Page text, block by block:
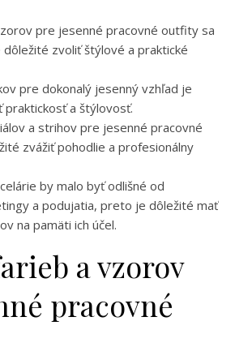
pre jesenné pracovné outfity sa
dôležité zvoliť štýlové a praktické
pre dokonalý jesenný vzhľad je
praktickosť a štýlovosť.
a strihov pre jesenné pracovné
zvážiť pohodlie a profesionálny
by malo byť odlišné od
a podujatia, preto je dôležité mať
na pamäti ich účel.
a vzorov
pracovné